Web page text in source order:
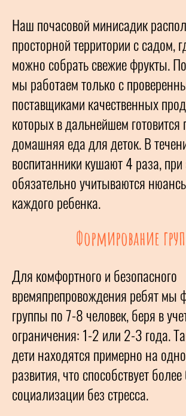
Наш почасовой минисадик
просторной территории с садом,
можно собрать свежие фрукты.
мы работаем только с
поставщиками качественных
которых в дальнейшем готовится
домашняя еда для деток. В
воспитанники кушают 4 раза,
обязательно учитываются
каждого ребенка.
Формирование
Для комфортного и безопасного
времяпрепровождения ребят мы
группы по 7-8 человек, беря в
ограничения: 1-2 или 2-3 года.
дети находятся примерно на
развития, что способствует
социализации без стресса.